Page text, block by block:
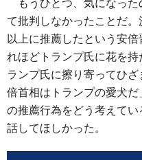
もうひとつ、気になっ
て批判しなかったことだ。
以上に推薦したという安
れほどトランプ氏に花を
ランプ氏に擦り寄ってひ
倍首相はトランプの愛犬
の推薦行為をどう考えて
話してほしかった。